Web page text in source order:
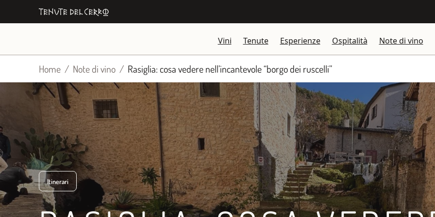
Vini
Tenute Esperienze Ospitalità Note di vino
Home Note di vino Rasiglia: cosa vedere nell’incantevole “borgo dei ruscelli”
Itinerari